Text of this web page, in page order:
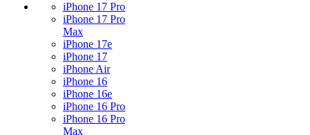
iPhone 17 Pro
iPhone 17 Pro
Max
iPhone 17e
iPhone 17
iPhone Air
iPhone 16
iPhone 16e
iPhone 16 Pro
iPhone 16 Pro
Max